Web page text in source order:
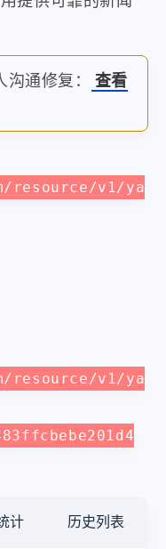
通修复：
查看
v1/ya
v1/ya
计 历史列表